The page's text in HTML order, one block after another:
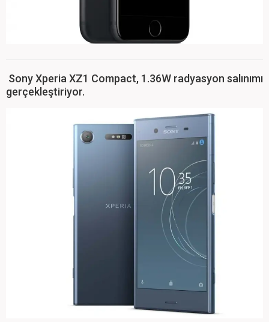
Sony Xperia XZ1 Compact, 1.36W radyasyon salınımı
gerçekleştiriyor.